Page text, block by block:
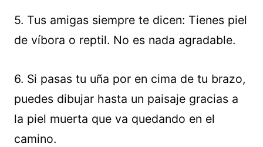
5. Tus amigas siempre te dicen: Tienes piel
de víbora o reptil. No es nada agradable.
6. Si pasas tu uña por en cima de tu brazo,
puedes dibujar hasta un paisaje gracias a
la piel muerta que va quedando en el
camino.